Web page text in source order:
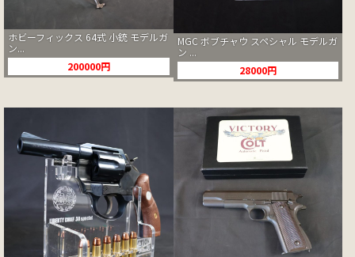
ホビーフィックス 64式 小銃 モデルガ
ン...
200000円
MGC ボブチャウ スペシャル モデルガ
ン ...
28000円